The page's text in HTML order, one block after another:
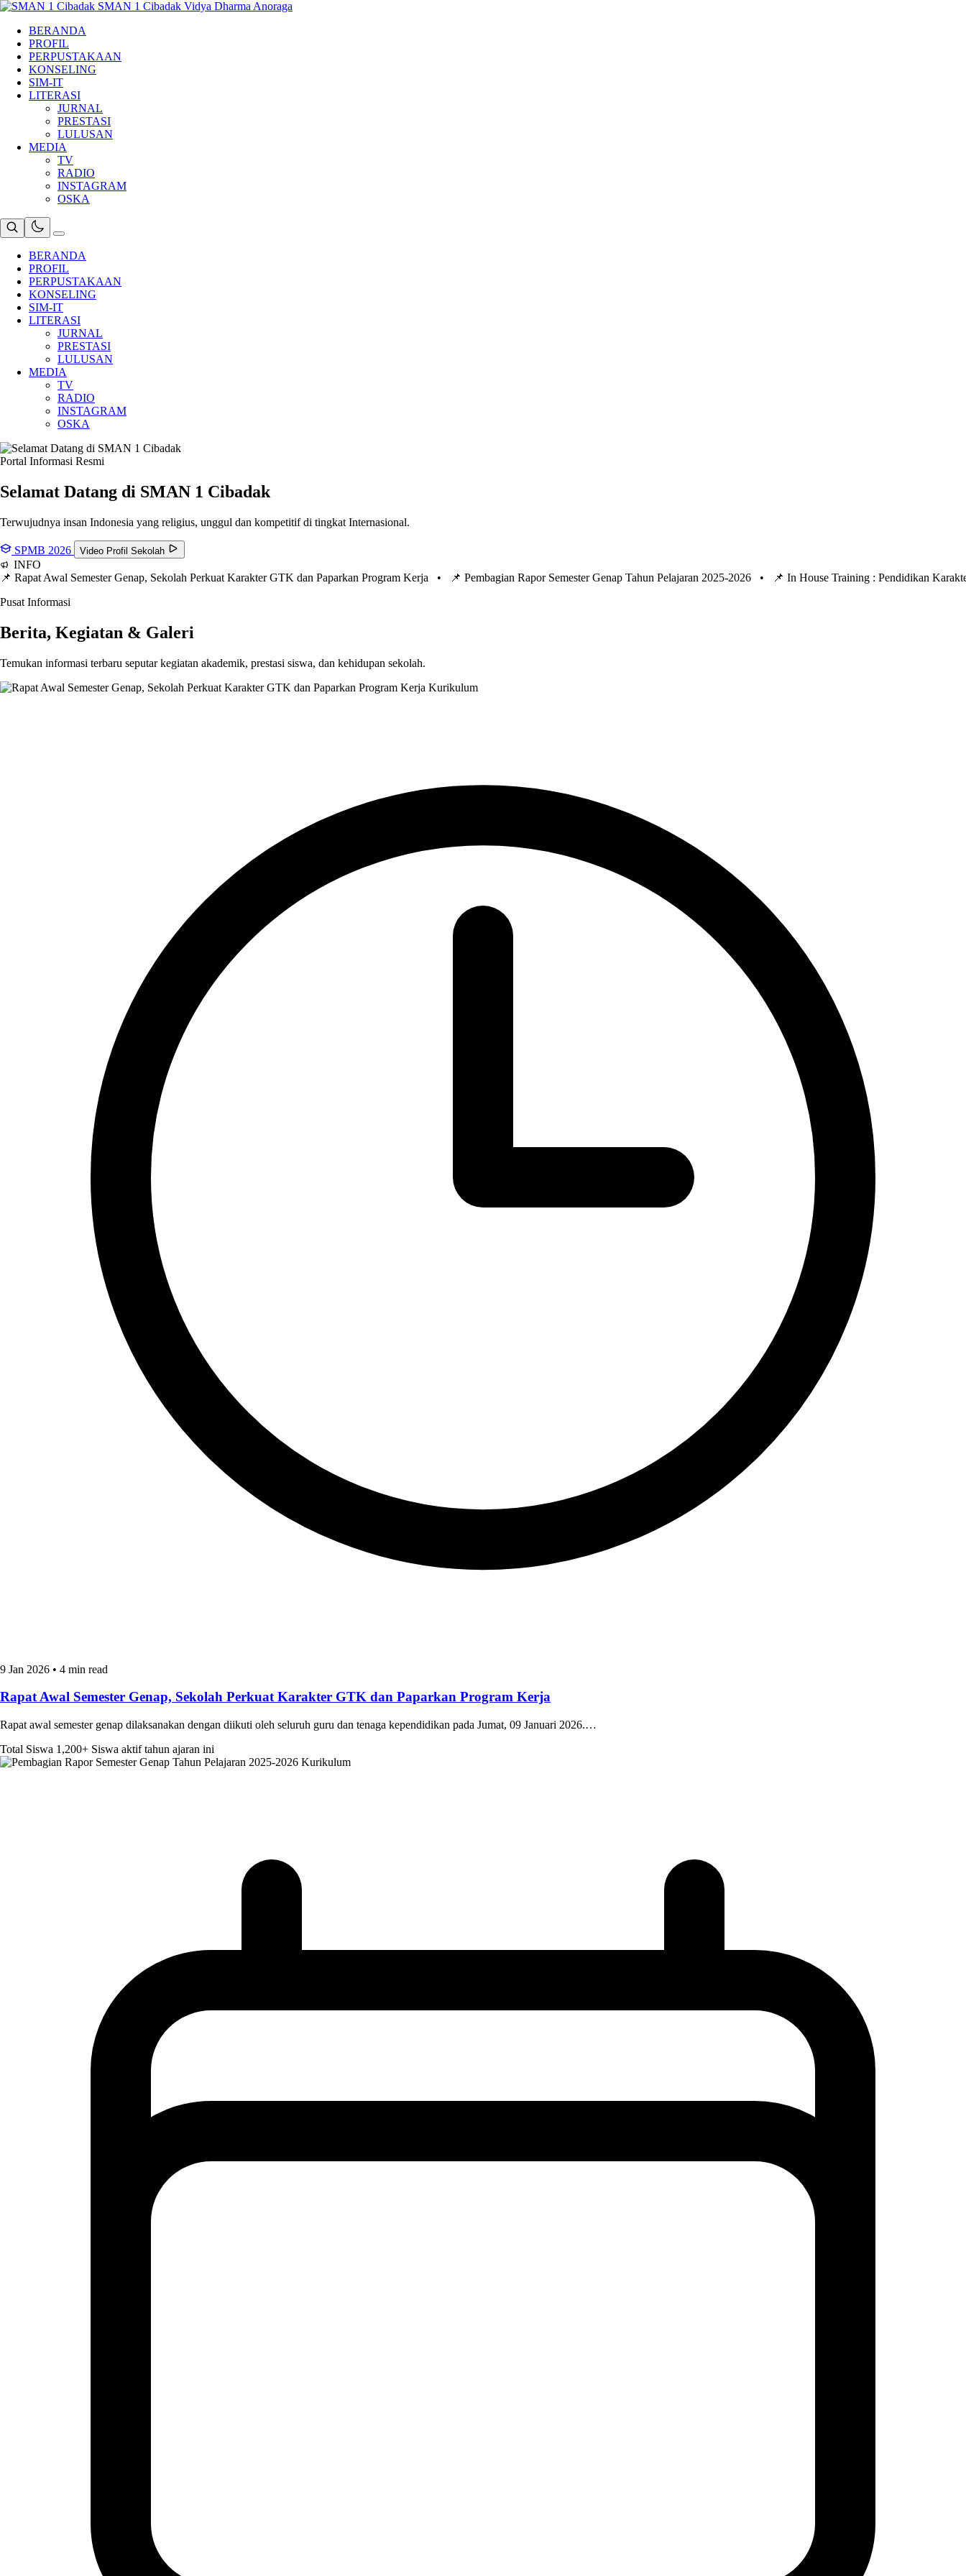
Skip
content
SMAN 1 Cibadak Vidya Dharma Anoraga
BERANDA
PROFIL
PERPUSTAKAAN
KONSELING
SIM-IT
LITERASI
JURNAL
PRESTASI
LULUSAN
MEDIA
TV
RADIO
INSTAGRAM
OSKA
BERANDA
PROFIL
PERPUSTAKAAN
KONSELING
SIM-IT
LITERASI
JURNAL
PRESTASI
LULUSAN
MEDIA
TV
RADIO
INSTAGRAM
OSKA
Portal Informasi Resmi
Selamat Datang di SMAN 1 Cibadak
Terwujudnya insan Indonesia yang religius, unggul dan kompetitif di tingkat Internasional.
SPMB 2026 Video Profil Sekolah
INFO
📌 Rapat Awal Semester Genap, Sekolah Perkuat Karakter GTK dan Paparkan Program Kerja •
📌 Pembagian Rapor Semester Genap Tahun Pelajaran 2025-2026 •
📌 In House Training : Pendidikan
Pusat Informasi
Berita, Kegiatan & Galeri
Temukan informasi terbaru seputar kegiatan akademik, prestasi siswa, dan kehidupan sekolah.
Kurikulum
9 Jan 2026 • 4 min read
Rapat Awal Semester Genap, Sekolah Perkuat Karakter GTK dan Paparkan Program Kerja
Rapat awal semester genap dilaksanakan dengan diikuti oleh seluruh guru dan tenaga kependidikan pada Jumat, 09 Januari 2026.…
Total Siswa 1,200+ Siswa aktif tahun ajaran ini
Kurikulum